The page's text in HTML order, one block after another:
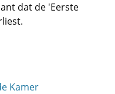
dat de 'Eerste
Kamer